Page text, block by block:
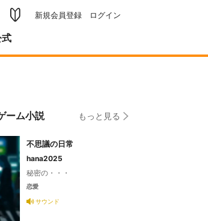
新規会員登録 ログイン
ーム小説 もっと見る
不思議の日常
hana2025
秘密の・・・
恋愛
サウンド